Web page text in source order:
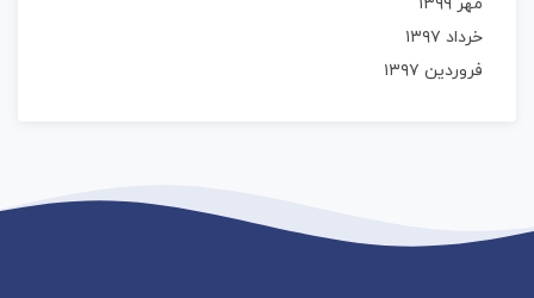
خرداد ۱۳۹۷
فروردین ۱۳۹۷